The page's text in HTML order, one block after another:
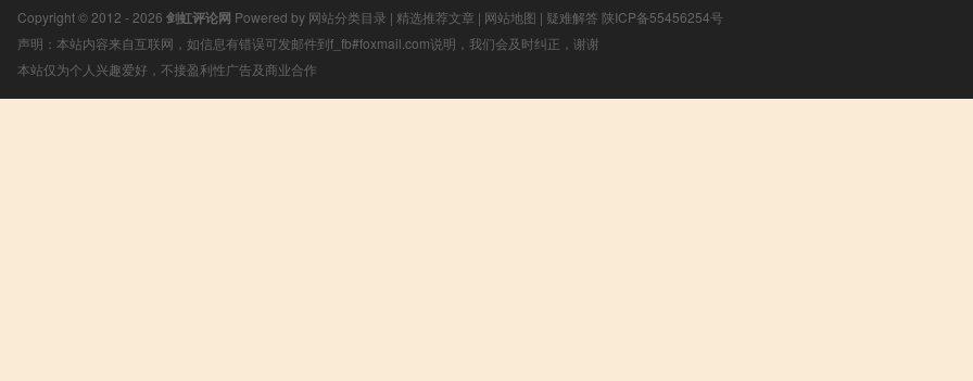
Copyright © 2012 - 2026 剑虹评论网 Powered by 网站分类目录 | 精选推荐文章 | 网站地图 | 疑难解答 陕ICP备55456254号
声明：本站内容来自互联网，如信息有错误可发邮件到f_fb#foxmail.com说明，我们会及时纠正，谢谢
本站仅为个人兴趣爱好，不接盈利性广告及商业合作